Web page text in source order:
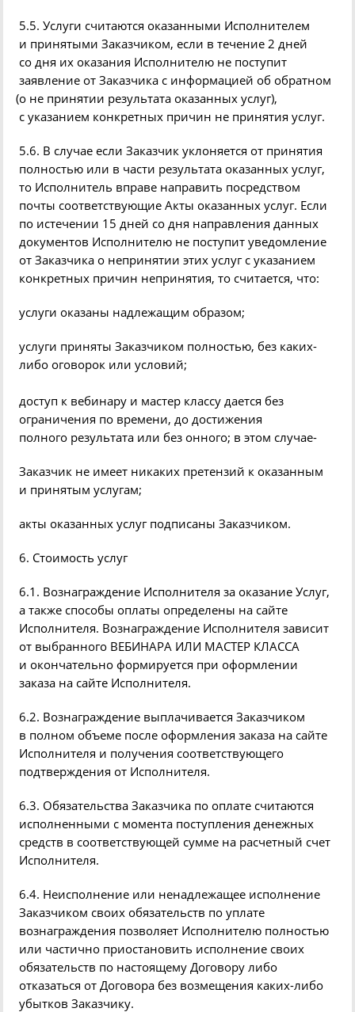
5.5. Услуги считаются оказанными Исполнителем
и принятыми Заказчиком, если в течение 2 дней
со дня их оказания Исполнителю не поступит
заявление от Заказчика с информацией об обратном
(о не принятии результата оказанных услуг),
с указанием конкретных причин не принятия услуг.
5.6. В случае если Заказчик уклоняется от принятия
полностью или в части результата оказанных услуг,
то Исполнитель вправе направить посредством
почты соответствующие Акты оказанных услуг. Если
по истечении 15 дней со дня направления данных
документов Исполнителю не поступит уведомление
от Заказчика о непринятии этих услуг с указанием
конкретных причин непринятия, то считается, что:
услуги оказаны надлежащим образом;
услуги приняты Заказчиком полностью, без каких-
либо оговорок или условий;
доступ к вебинару и мастер классу дается без
ограничения по времени, до достижения
полного результата или без онного; в этом случае-
Заказчик не имеет никаких претензий к оказанным
и принятым услугам;
акты оказанных услуг подписаны Заказчиком.
6. Стоимость услуг
6.1. Вознаграждение Исполнителя за оказание Услуг,
а также способы оплаты определены на сайте
Исполнителя. Вознаграждение Исполнителя зависит
от выбранного ВЕБИНАРА ИЛИ МАСТЕР КЛАССА
и окончательно формируется при оформлении
заказа на сайте Исполнителя.
6.2. Вознаграждение выплачивается Заказчиком
в полном объеме после оформления заказа на сайте
Исполнителя и получения соответствующего
подтверждения от Исполнителя.
6.3. Обязательства Заказчика по оплате считаются
исполненными с момента поступления денежных
средств в соответствующей сумме на расчетный счет
Исполнителя.
6.4. Неисполнение или ненадлежащее исполнение
Заказчиком своих обязательств по уплате
вознаграждения позволяет Исполнителю полностью
или частично приостановить исполнение своих
обязательств по настоящему Договору либо
отказаться от Договора без возмещения каких-либо
убытков Заказчику.